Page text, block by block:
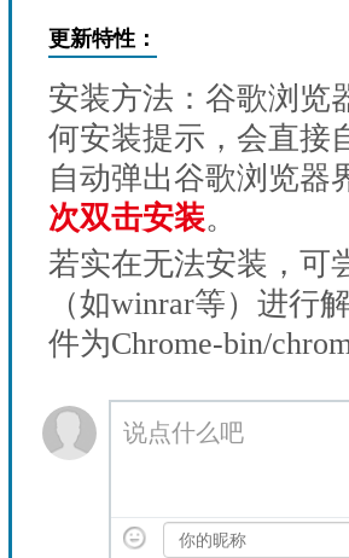
更新特性：
安装方法：谷歌浏览
何安装提示，会直接
自动弹出谷歌浏览器
次双击安装。
若实在无法安装，可
（如winrar等）进行
件为Chrome-bin/
说点什么吧